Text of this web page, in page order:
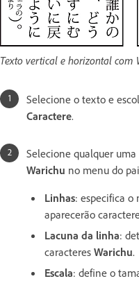
Texto vertical e horizontal com
Selecione o texto e
Caractere.
Selecione qualquer uma
Warichu no menu do
Linhas: especifica
aparecerão
Lacuna da linha:
caracteres Warichu.
Escala: define o